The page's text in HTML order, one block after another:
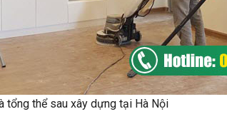
tổng thể sau xây dựng tại Hà Nội